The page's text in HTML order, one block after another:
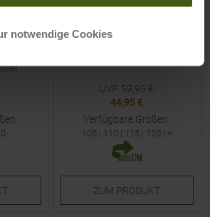
notwendige Cookies
Tr
Response Stock Dark
UVP 59,95 €
44,95 €
Verfügbare Größen:
105 | 110 | 115 | 120 | +
ZUM PRODUKT